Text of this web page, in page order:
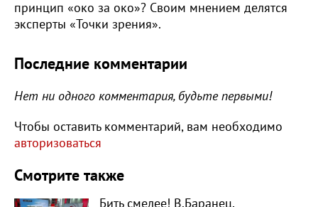
принцип «око за око»? Своим мнением делятся
эксперты «Точки зрения».
Последние комментарии
Нет ни одного комментария, будьте первыми!
Чтобы оставить комментарий, вам необходимо
авторизоваться
Смотрите также
Бить смелее! В.Баранец,